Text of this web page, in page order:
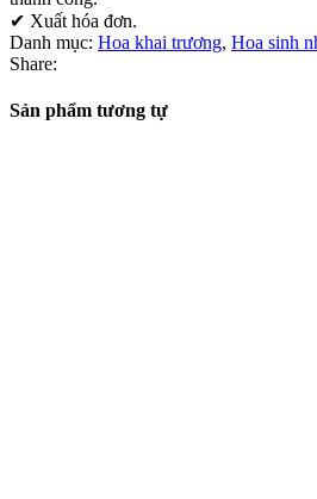
✔ Xuất hóa đơn.
Danh mục: Hoa khai trương, Hoa sinh
Share:
Sản phẩm tương tự